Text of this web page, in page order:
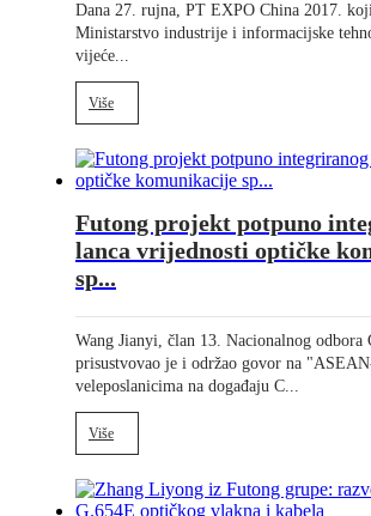
Dana 27. rujna, PT EXPO China 2017.
Ministarstvo industrije i informacijske
vijeće...
Više
Futong projekt potpuno
lanca vrijednosti optičke
sp...
Wang Jianyi, član 13. Nacionalnog odbora
prisustvovao je i održao govor na
veleposlanicima na događaju C...
Više